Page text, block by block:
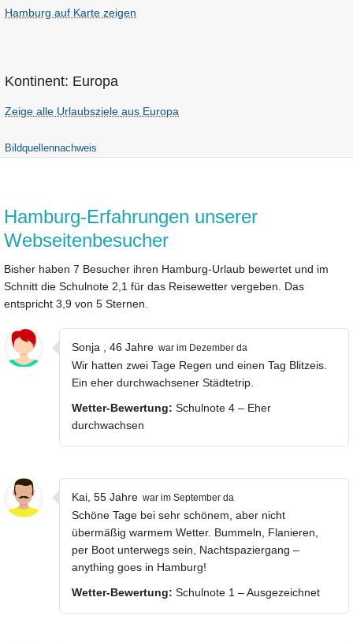
Hamburg auf Karte zeigen
Kontinent: Europa
Zeige alle Urlaubsziele aus Europa
Bildquellennachweis
Hamburg-Erfahrungen unserer
Webseitenbesucher
Bisher haben 7 Besucher ihren Hamburg-Urlaub bewertet und im
Schnitt die Schulnote 2,1 für das Reisewetter vergeben. Das
entspricht 3,9 von 5 Sternen.
Sonja , 46 Jahre war im Dezember da
Wir hatten zwei Tage Regen und einen Tag Blitzeis.
Ein eher durchwachsener Städtetrip.
Wetter-Bewertung: Schulnote 4 – Eher
durchwachsen
Kai, 55 Jahre war im September da
Schöne Tage bei sehr schönem, aber nicht
übermäßig warmem Wetter. Bummeln, Flanieren,
per Boot unterwegs sein, Nachtspaziergang –
anything goes in Hamburg!
Wetter-Bewertung: Schulnote 1 – Ausgezeichnet